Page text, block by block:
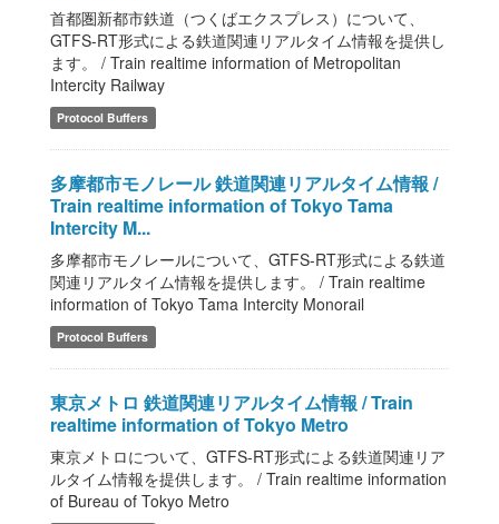
首都圏新都市鉄道（つくばエクスプレス）について、
GTFS-RT形式による鉄道関連リアルタイム情報を提供し
ます。 / Train realtime information of Metropolitan
Intercity Railway
Protocol Buffers
多摩都市モノレール 鉄道関連リアルタイム情報 /
Train realtime information of Tokyo Tama
Intercity M...
多摩都市モノレールについて、GTFS-RT形式による鉄道
関連リアルタイム情報を提供します。 / Train realtime
information of Tokyo Tama Intercity Monorail
Protocol Buffers
東京メトロ 鉄道関連リアルタイム情報 / Train
realtime information of Tokyo Metro
東京メトロについて、GTFS-RT形式による鉄道関連リア
ルタイム情報を提供します。 / Train realtime information
of Bureau of Tokyo Metro